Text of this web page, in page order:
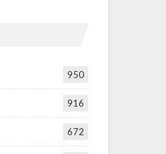
950
916
672